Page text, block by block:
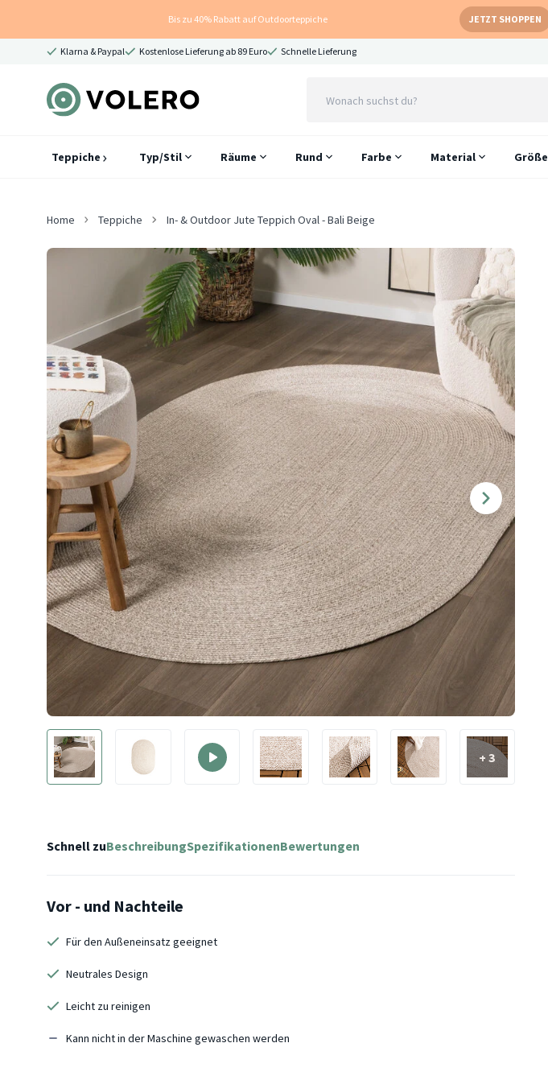
Bis zu 40% Rabatt auf Outdoorteppiche JETZT SHOPPEN
Klarna & Paypal Kostenlose Lieferung ab 89 Euro Schnelle Lieferung
Teppiche Typ/Stil Räume Rund Farbe Material Größe
Home Teppiche In- & Outdoor Jute Teppich Oval - Bali Beige
+ 3
Schnell zuBeschreibungSpezifikationenBewertungen
Vor - und Nachteile
Für den Außeneinsatz geeignet
Neutrales Design
Leicht zu reinigen
Kann nicht in der Maschine gewaschen werden